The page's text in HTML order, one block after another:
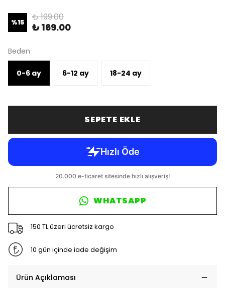
%15 ₺ 199.00
₺ 169.00
Beden
0-6 ay 6-12 ay 18-24 ay
SEPETE EKLE
WHATSAPP
150 TL üzeri ücretsiz kargo
10 gün içinde iade değişim
Ürün Açıklaması